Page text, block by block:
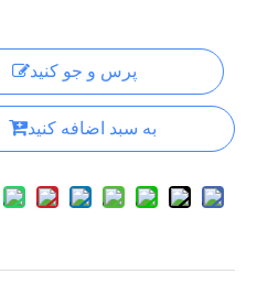
پرس و جو کنید
به سبد اضافه کنید